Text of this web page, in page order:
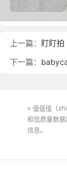
上一篇： 盯盯
下一篇：
» 值值值（
和低质量数
信息。